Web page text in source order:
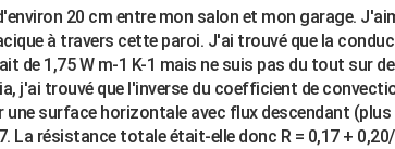
20 cm entre mon salon et mon garage.
à travers cette paroi. J'ai trouvé que la
de 1,75 W m-1 K-1 mais ne suis pas du tout sur
j'ai trouvé que l'inverse du coefficient de
une surface horizontale avec flux descendant
La résistance totale était-elle donc R = 0,17 +